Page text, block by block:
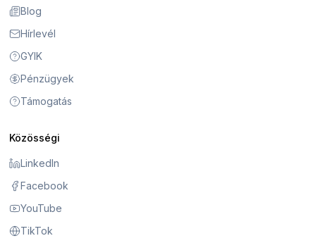
Blog
Hírlevél
GYIK
Pénzügyek
Támogatás
Közösségi
LinkedIn
Facebook
YouTube
TikTok